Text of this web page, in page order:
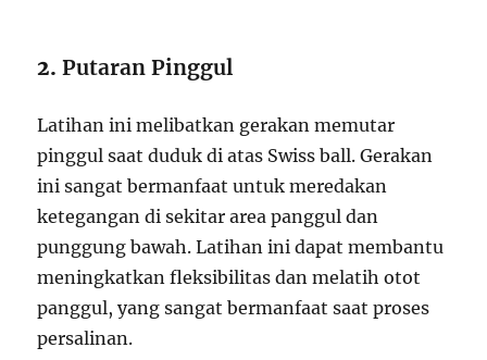
2.Putaran Pinggul
Latihan ini melibatkan gerakan memutar
pinggul saat duduk di atas Swiss ball. Gerakan
ini sangat bermanfaat untuk meredakan
ketegangan di sekitar area panggul dan
punggung bawah. Latihan ini dapat membantu
meningkatkan fleksibilitas dan melatih otot
panggul, yang sangat bermanfaat saat proses
persalinan.